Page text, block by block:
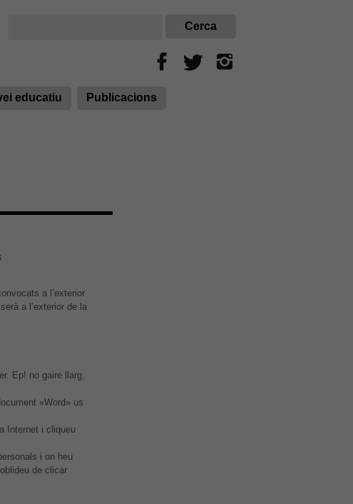
educatiu Publicacions
a l’exterior
a l’exterior de la
Ep! no gaire llarg,
«Word» us
Internet i cliqueu
i on heu
de clicar